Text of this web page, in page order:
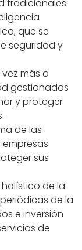
tradicionales
que se
seguridad y
más a
gestionados
y proteger
de las
sus
de la
de la
e inversión
de